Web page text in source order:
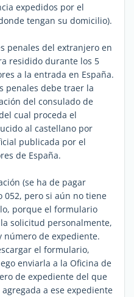
expedidos por el
tengan su domicilio).
penales del extranjero en
residido durante los 5
a la entrada en España.
penales debe traer la
del consulado de
cual proceda el
al castellano por
publicada por el
de España.
(se ha de pagar
052, pero si aún no tiene
porque el formulario
solicitud personalmente,
número de expediente.
el formulario,
enviarla a la Oficina de
de expediente del que
a ese expediente